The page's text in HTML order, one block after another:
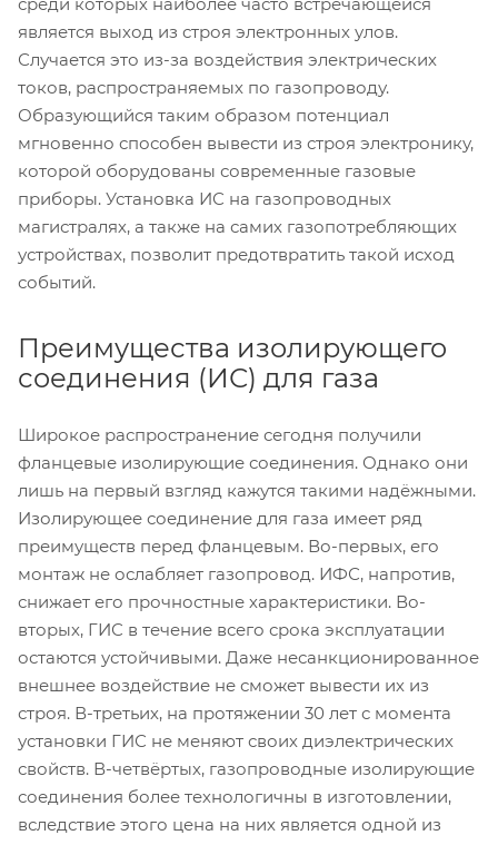
является выход из строя электронных улов.
Случается это из-за воздействия электрических
токов, распространяемых по газопроводу.
Образующийся таким образом потенциал
мгновенно способен вывести из строя электронику,
которой оборудованы современные газовые
приборы. Установка ИС на газопроводных
магистралях, а также на самих газопотребляющих
устройствах, позволит предотвратить такой исход
событий.
Преимущества изолирующего
соединения (ИС) для газа
Широкое распространение сегодня получили
фланцевые изолирующие соединения. Однако они
лишь на первый взгляд кажутся такими надёжными.
Изолирующее соединение для газа имеет ряд
преимуществ перед фланцевым. Во-первых, его
монтаж не ослабляет газопровод. ИФС, напротив,
снижает его прочностные характеристики. Во-
вторых, ГИС в течение всего срока эксплуатации
остаются устойчивыми. Даже несанкционированное
внешнее воздействие не сможет вывести их из
строя. В-третьих, на протяжении 30 лет с момента
установки ГИС не меняют своих диэлектрических
свойств. В-четвёртых, газопроводные изолирующие
соединения более технологичны в изготовлении,
вследствие этого цена на них является одной из